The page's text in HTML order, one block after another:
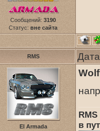
Сообщений: 3190
Статус: вне сайта
RMS
El Armada
в